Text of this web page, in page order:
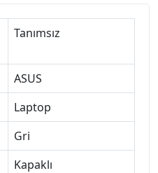
Tanımsız
ASUS
Laptop
Gri
Kapaklı